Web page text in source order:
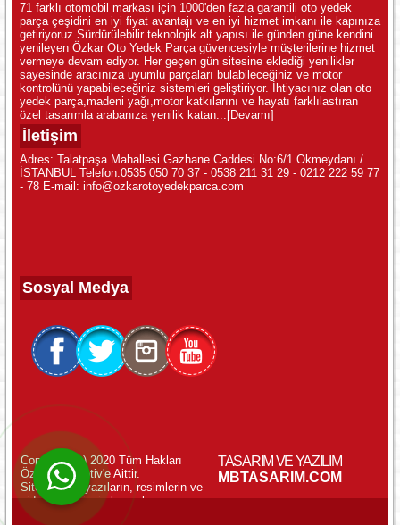
WhatsApp ile Online Destek!
71 farklı otomobil markası için 1000'den fazla garantili oto yedek
parça çeşidini en iyi fiyat avantajı ve en iyi hizmet imkanı ile kapınıza
getiriyoruz.Sürdürülebilir teknolojik alt yapısı ile günden güne kendini
yenileyen Özkar Oto Yedek Parça güvencesiyle müşterilerine hizmet
vermeye devam ediyor. Her geçen gün sitesine eklediği yenilikler
sayesinde aracınıza uyumlu parçaları bulabileceğiniz ve motor
kontrolünü yapabileceğiniz sistemleri geliştiriyor. İhtiyacınız olan oto
yedek parça,madeni yağı,motor katkılarını ve hayatı farklılastıran
özel tasarımla arabanıza yenilik katan... [Devamı]
İletişim
Adres: Talatpaşa Mahallesi Gazhane Caddesi No:6/1 Okmeydanı /
İSTANBUL Telefon:0535 050 70 37 - 0538 211 31 29 - 0212 222 59 77
- 78 E-mail: info@ozkarotoyedekparca.com
Sosyal Medya
Copyright (c) 2020 Tüm Hakları
Özkar Otomotiv'e Aittir.
Sitemizdeki yazıların, resimlerin ve
videoların izinsiz kopyalanması
yasaktır.
TASARIM VE YAZILIM
MBTASARIM.COM